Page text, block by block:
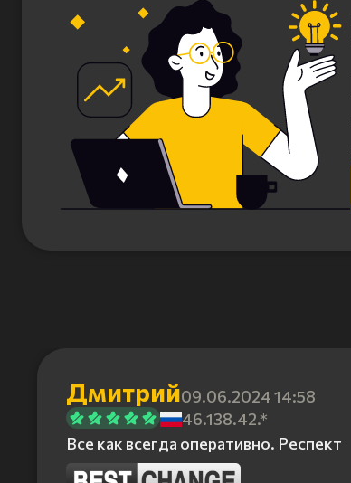
Дмитрий09.06.2024 14:58
46.138.42.*
Все как всегда оперативно. Респект